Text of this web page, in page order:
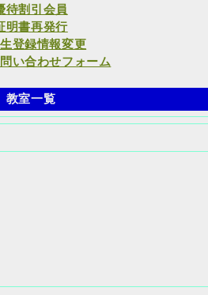
待割引会員
明書再発行
登録情報変更
い合わせフォーム
教室一覧